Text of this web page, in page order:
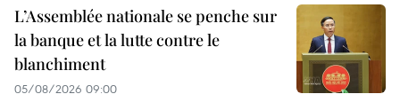
L’Assemblée nationale se penche sur
la banque et la lutte contre le
blanchiment
05/08/2026 09:00